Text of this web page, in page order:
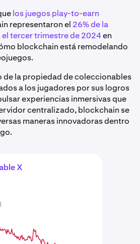
los juegos play-to-earn
representaron el 26% de la
tercer trimestre de 2024en
blockchain está remodelando
de la propiedad de coleccionables
a los jugadores por sus logros
experiencias inmersivas que
centralizado, blockchain se
maneras innovadoras dentro
X